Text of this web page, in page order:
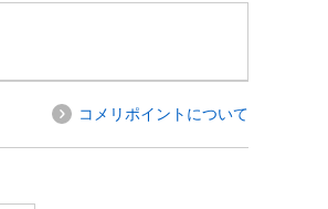
コメリポイントについて